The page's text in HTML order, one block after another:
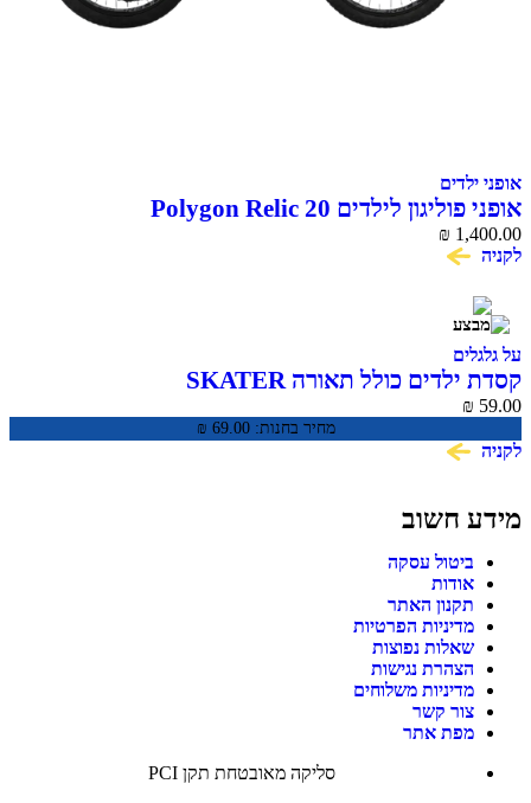
אופני ילדים
אופני פוליגון לילדים Polygon Relic 20
₪ 1,400.00
לקניה
על גלגלים
קסדת ילדים כולל תאורה SKATER
מחיר בחנות: ₪ 69.00
₪ 59.00
לקניה
מידע חשוב
ביטול עסקה
אודות
תקנון האתר
מדיניות הפרטיות
שאלות נפוצות
הצהרת נגישות
מדיניות משלוחים
צור קשר
מפת אתר
סליקה מאובטחת תקן PCI